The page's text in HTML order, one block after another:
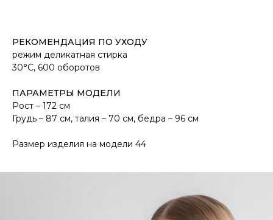
РЕКОМЕНДАЦИЯ ПО УХОДУ
режим деликатная стирка
30°С, 600 оборотов
ПАРАМЕТРЫ МОДЕЛИ
Рост – 172 см
Грудь – 87 см, талия – 70 см, бедра – 96 см
Размер изделия на модели 44